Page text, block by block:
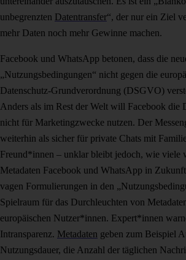
unbegrenzten Datentransfer“, der nur ein Ziel
mehr Daten noch mehr Gewinne machen.
Facebook und WhatsApp betonen, dass die
„Nutzungsbedingungen“ nicht gegen die
Datenschutz-Grundverordnung (DSGVO)
Anders als im Rest der Welt will Facebook die
nicht für Marketingzwecke nutzen. Der
weiterhin als sicher für private Chats mit
Freund*innen – unklar bleibt jedoch, wie viele
Metadaten Facebook und WhatsApp in Zukunft
vagen Formulierungen in den
Spielraum für das Durchleuchten von
europäischen Nutzer*innen. Expert*innen
Intransparenz. Metadaten geben zum Beispiel
Nutzungsdauer, die Anzahl der täglichen